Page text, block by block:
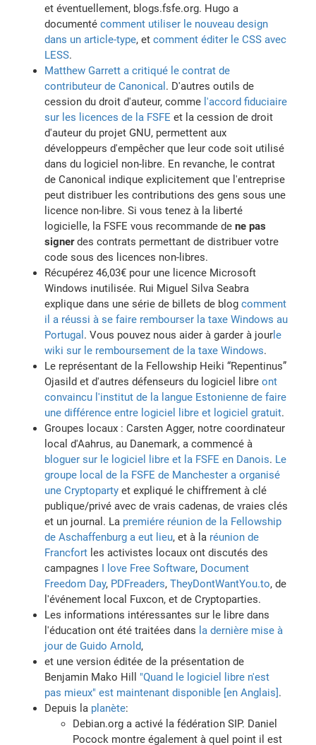
et éventuellement, blogs.fsfe.org. Hugo a
documentécomment utiliser le nouveau design
dans un article-type, etcomment éditer le CSS avec
LESS.
Matthew Garrett a critiqué le contrat de
contributeur de Canonical . D'autres outils de
cession du droit d'auteur, comme l'accord fiduciaire
sur les licences de la FSFE et la cession de droit
d'auteur du projet GNU, permettent aux
développeurs d'empêcher que leur code soit utilisé
dans du logiciel non-libre. En revanche, le contrat
de Canonical indique explicitement que l'entreprise
peut distribuer les contributions des gens sous une
licence non-libre. Si vous tenez à la liberté
logicielle, la FSFE vous recommande dene pas
signerdes contrats permettant de distribuer votre
code sous des licences non-libres.
Récupérez 46,03€ pour une licence Microsoft
Windows inutilisée. Rui Miguel Silva Seabra
explique dans une série de billets de blogcomment
il a réussi à se faire rembourser la taxe Windows au
Portugal . Vous pouvez nous aider à garder à jour le
wiki sur le remboursement de la taxe Windows.
Le représentant de la Fellowship Heiki “Repentinus”
Ojasild et d'autres défenseurs du logiciel libreont
convaincu l'institut de la langue Estonienne de faire
une différence entre logiciel libre et logiciel gratuit.
Groupes locaux : Carsten Agger, notre coordinateur
local d'Aahrus, au Danemark, a commencé à
bloguer sur le logiciel libre et la FSFE en Danois. Le
groupe local de la FSFE de Manchester a organisé
une Cryptoparty et expliqué le chiffrement à clé
publique/privé avec de vrais cadenas, de vraies clés
et un journal. La premiére réunion de la Fellowship
de Aschaffenburg a eut lieu, et à la réunion de
Francfort les activistes locaux ont discutés des
campagnes I love Free Software, Document
Freedom Day, PDFreaders,TheyDontWantYou.to, de
l'événement local Fuxcon, et de Cryptoparties.
Les informations intéressantes sur le libre dans
l'éducation ont été traitées dans la dernière mise à
jour de Guido Arnold,
et une version éditée de la présentation de
Benjamin Mako Hill "Quand le logiciel libre n'est
pas mieux" est maintenant disponible [en Anglais].
Depuis la planète:
Debian.org a activé la fédération SIP. Daniel
Pocock montre également à quel point il est